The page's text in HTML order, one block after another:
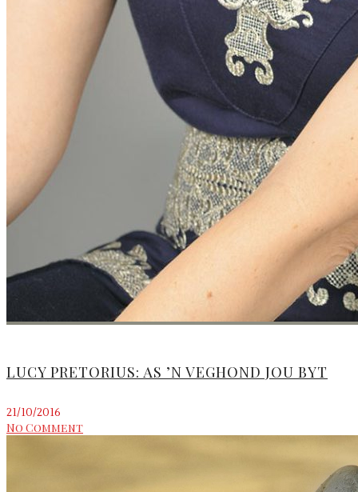
LUCY PRETORIUS: AS ’N VEGHOND JOU BYT
21/10/2016
No Comment